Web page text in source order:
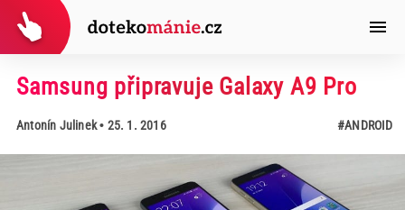
Samsung připravuje Galaxy A9 Pro
Antonín Julinek• 25. 1. 2016 #ANDROID